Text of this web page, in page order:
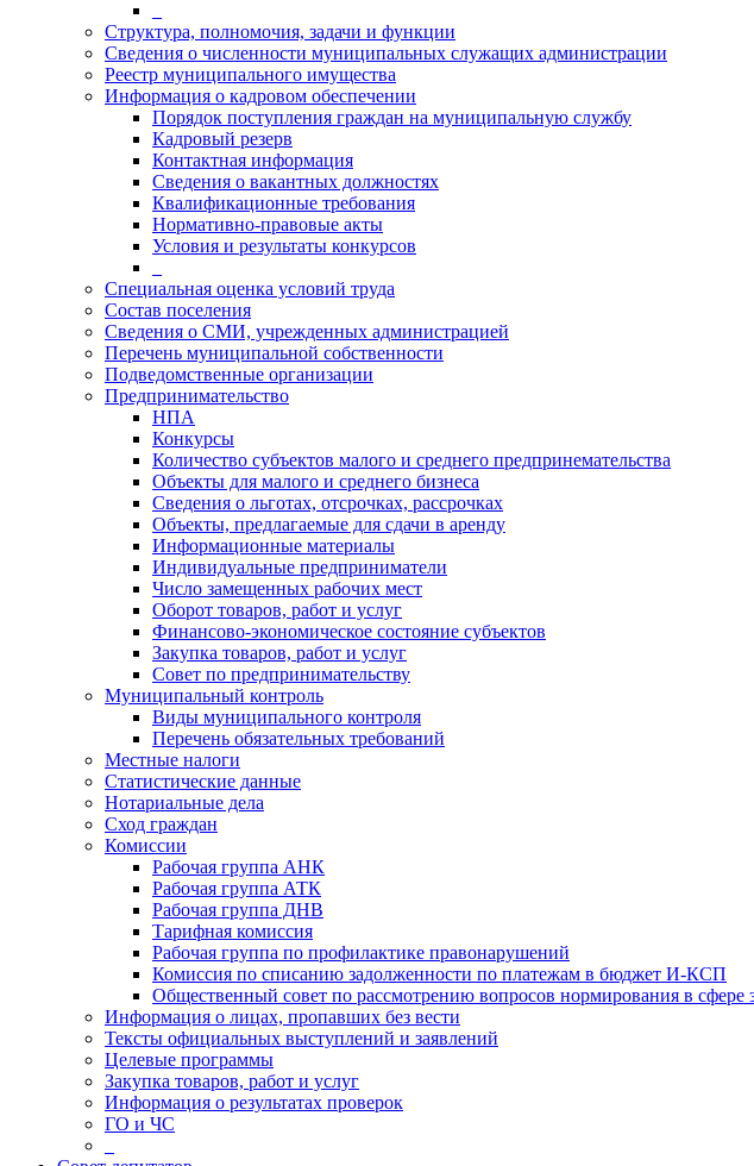
Структура, полномочия, задачи и функции
Сведения о численности муниципальных служащих администрации
Реестр муниципального имущества
Информация о кадровом обеспечении
Порядок поступления граждан на муниципальную службу
Кадровый резерв
Контактная информация
Сведения о вакантных должностях
Квалификационные требования
Нормативно-правовые акты
Условия и результаты конкурсов
Специальная оценка условий труда
Состав поселения
Сведения о СМИ, учрежденных администрацией
Перечень муниципальной собственности
Подведомственные организации
Предпринимательство
НПА
Конкурсы
Количество субъектов малого и среднего предпринемательства
Объекты для малого и среднего бизнеса
Сведения о льготах, отсрочках, рассрочках
Объекты, предлагаемые для сдачи в аренду
Информационные материалы
Индивидуальные предприниматели
Число замещенных рабочих мест
Оборот товаров, работ и услуг
Финансово-экономическое состояние субъектов
Закупка товаров, работ и услуг
Совет по предпринимательству
Муниципальный контроль
Виды муниципального контроля
Перечень обязательных требований
Местные налоги
Статистические данные
Нотариальные дела
Сход граждан
Комиссии
Рабочая группа АНК
Рабочая группа АТК
Рабочая группа ДНВ
Тарифная комиссия
Рабочая группа по профилактике правонарушений
Комиссия по списанию задолженности по платежам в бюджет И-КСП
Общественный совет по рассмотрению вопросов нормирования в сфере
Информация о лицах, пропавших без вести
Тексты официальных выступлений и заявлений
Целевые программы
Закупка товаров, работ и услуг
Информация о результатах проверок
ГО и ЧС